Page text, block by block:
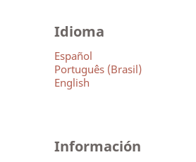
Idioma
Español
Português (Brasil)
English
Información